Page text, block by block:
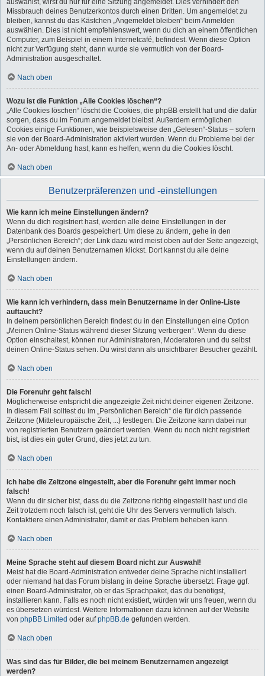
auswählst, wirst du nur für eine Sitzung angemeldet. Dies verhindert den
Missbrauch deines Benutzerkontos durch einen Dritten. Um angemeldet zu
bleiben, kannst du das Kästchen „Angemeldet bleiben“ beim Anmelden
auswählen. Dies ist nicht empfehlenswert, wenn du dich an einem öffentlichen
Computer, zum Beispiel in einem Internetcafé, befindest. Wenn diese Option
nicht zur Verfügung steht, dann wurde sie vermutlich von der Board-
Administration ausgeschaltet.
Nach oben
Wozu ist die Funktion „Alle Cookies löschen“?
„Alle Cookies löschen“ löscht die Cookies, die phpBB erstellt hat und die dafür
sorgen, dass du im Forum angemeldet bleibst. Außerdem ermöglichen
Cookies einige Funktionen, wie beispielsweise den „Gelesen“-Status – sofern
sie von der Board-Administration aktiviert wurden. Wenn du Probleme bei der
An- oder Abmeldung hast, kann es helfen, wenn du die Cookies löscht.
Nach oben
Benutzerpräferenzen und -einstellungen
Wie kann ich meine Einstellungen ändern?
Wenn du dich registriert hast, werden alle deine Einstellungen in der
Datenbank des Boards gespeichert. Um diese zu ändern, gehe in den
„Persönlichen Bereich“; der Link dazu wird meist oben auf der Seite angezeigt,
wenn du auf deinen Benutzernamen klickst. Dort kannst du alle deine
Einstellungen ändern.
Nach oben
Wie kann ich verhindern, dass mein Benutzername in der Online-Liste
auftaucht?
In deinem persönlichen Bereich findest du in den Einstellungen eine Option
„Meinen Online-Status während dieser Sitzung verbergen“. Wenn du diese
Option einschaltest, können nur Administratoren, Moderatoren und du selbst
deinen Online-Status sehen. Du wirst dann als unsichtbarer Besucher gezählt.
Nach oben
Die Forenuhr geht falsch!
Möglicherweise entspricht die angezeigte Zeit nicht deiner eigenen Zeitzone.
In diesem Fall solltest du im „Persönlichen Bereich“ die für dich passende
Zeitzone (Mitteleuropäische Zeit, ...) festlegen. Die Zeitzone kann dabei nur
von registrierten Benutzern geändert werden. Wenn du noch nicht registriert
bist, ist dies ein guter Grund, dies jetzt zu tun.
Nach oben
Ich habe die Zeitzone eingestellt, aber die Forenuhr geht immer noch
falsch!
Wenn du dir sicher bist, dass du die Zeitzone richtig eingestellt hast und die
Zeit trotzdem noch falsch ist, geht die Uhr des Servers vermutlich falsch.
Kontaktiere einen Administrator, damit er das Problem beheben kann.
Nach oben
Meine Sprache steht auf diesem Board nicht zur Auswahl!
Meist hat die Board-Administration entweder deine Sprache nicht installiert
oder niemand hat das Forum bislang in deine Sprache übersetzt. Frage ggf.
einen Board-Administrator, ob er das Sprachpaket, das du benötigst,
installieren kann. Falls es noch nicht existiert, würden wir uns freuen, wenn du
es übersetzen würdest. Weitere Informationen dazu können auf der Website
von phpBB Limited oder aufphpBB.de gefunden werden.
Nach oben
Was sind das für Bilder, die bei meinem Benutzernamen angezeigt
werden?